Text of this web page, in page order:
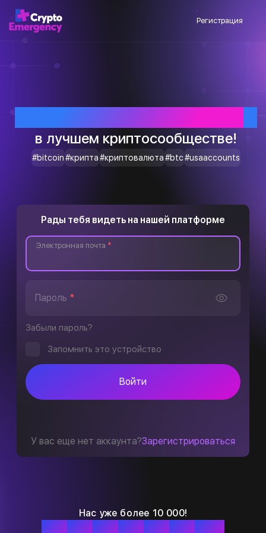
Регистрация
в лучшем криптосообществе!
#bitcoin#крипта#криптовалюта#btc#usaaccounts
Нас уже более 10 000!
Рады тебя видеть на нашей платформе
Электронная почта *
Пароль *
Забыли пароль?
Запомнить это устройство
Войти
У вас еще нет аккаунта?Зарегистрироваться